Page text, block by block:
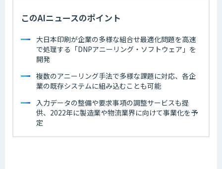
このAIニュースのポイント
大日本印刷が企業の多様な組合せ最適化問題を高速
で処理する「DNPアニーリング・ソフトウェア」を
開発
複数のアニーリング手法で多様な課題に対応、各企
業の既存システムに組み込むことも可能
入力データの整備や要求事項の調整サービスも提
供、2022年に製造業や物流業界に向けて事業化を予
定